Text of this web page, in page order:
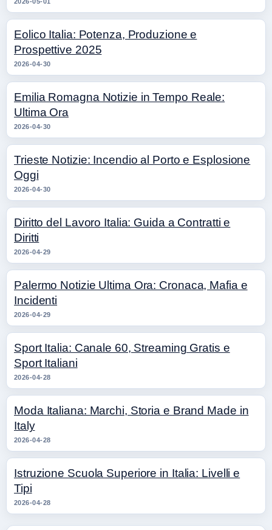
Eolico Italia: Potenza, Produzione e
Prospettive 2025
2026-04-30
Emilia Romagna Notizie in Tempo Reale:
Ultima Ora
2026-04-30
Trieste Notizie: Incendio al Porto e Esplosione
Oggi
2026-04-30
Diritto del Lavoro Italia: Guida a Contratti e
Diritti
2026-04-29
Palermo Notizie Ultima Ora: Cronaca, Mafia e
Incidenti
2026-04-29
Sport Italia: Canale 60, Streaming Gratis e
Sport Italiani
2026-04-28
Moda Italiana: Marchi, Storia e Brand Made in
Italy
2026-04-28
Istruzione Scuola Superiore in Italia: Livelli e
Tipi
2026-04-28